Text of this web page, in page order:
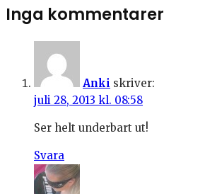
Inga kommentarer
Anki skriver:
juli 28, 2013 kl. 08:58
Ser helt underbart ut!
Svara